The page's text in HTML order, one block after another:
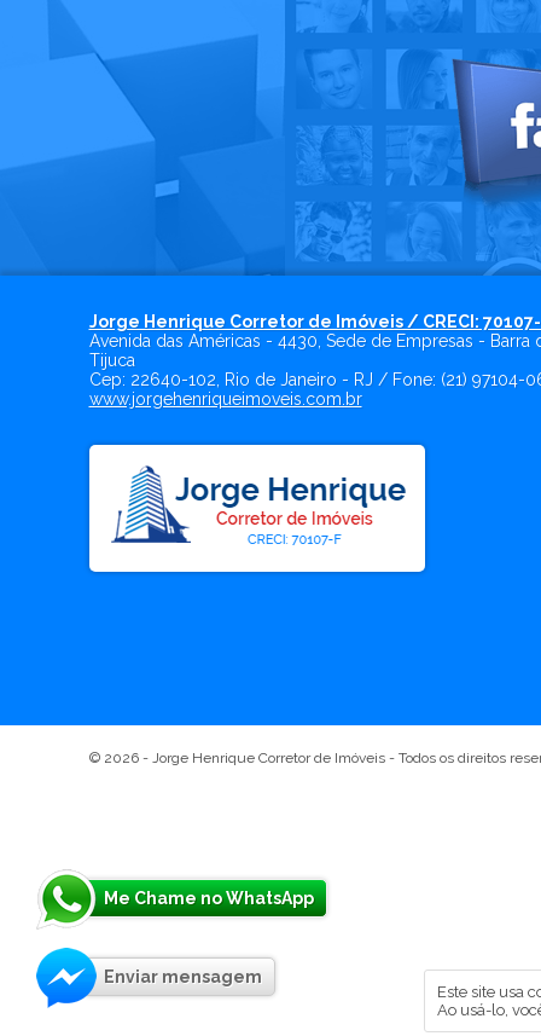
Jorge Henrique Corretor de Imóveis / CRECI:
Avenida das Américas - 4430, Sede de Empresas - Barra
Tijuca
Cep: 22640-102, Rio de Janeiro- RJ/ Fone: (21) 97104-
www.jorgehenriqueimoveis.com.br
© 2026 - Jorge Henrique Corretor de Imóveis- Todos os direitos
Enviar mensagem
Me Chame no WhatsApp
Este site usa
Ao usá-lo,